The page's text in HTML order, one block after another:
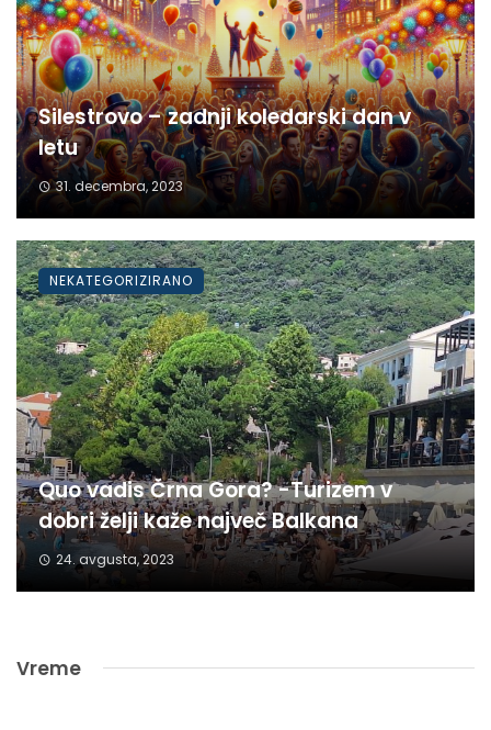
Silestrovo – zadnji koledarski dan v
letu
31. decembra, 2023
Quo vadis Črna Gora? -Turizem v
dobri želji kaže največ Balkana
24. avgusta, 2023
NEKATEGORIZIRANO
Vreme